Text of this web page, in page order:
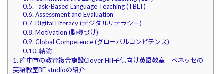
0.5. Task-Based Language Teaching (TBLT)
0.6. Assessment and Evaluation
0.7. Digital Literacy (デジタルリテラシー)
0.8. Motivation (動機づけ)
0.9. Global Competence (グローバルコンピテンス)
0.10. 結論
1. 府中市の教育複合施設Clover Hill子供向け英語教室 ベネッセの
英語教室BE studioの紹介